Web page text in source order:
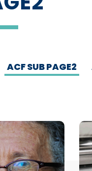
ACF SUB PAGE2